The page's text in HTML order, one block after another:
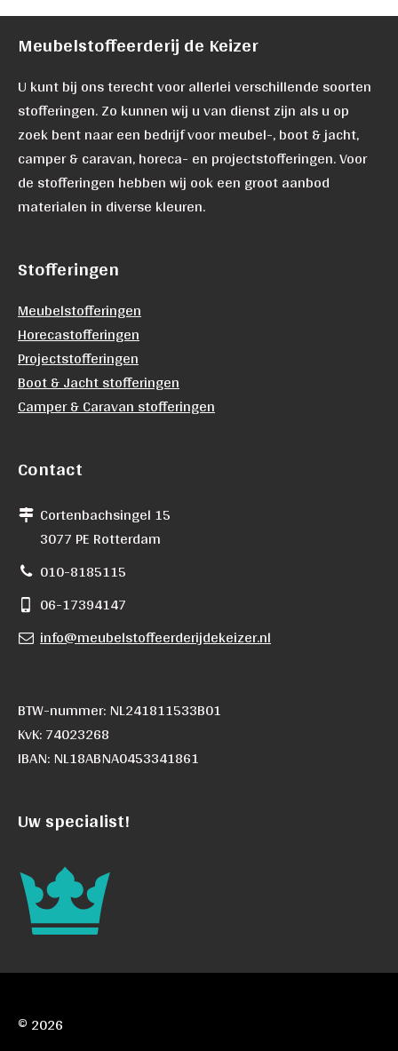
Meubelstoffeerderij de Keizer
U kunt bij ons terecht voor allerlei verschillende soorten
stofferingen. Zo kunnen wij u van dienst zijn als u op
zoek bent naar een bedrijf voor meubel-, boot & jacht,
camper & caravan, horeca- en projectstofferingen. Voor
de stofferingen hebben wij ook een groot aanbod
materialen in diverse kleuren.
Stofferingen
Meubelstofferingen
Horecastofferingen
Projectstofferingen
Boot & Jacht stofferingen
Camper & Caravan stofferingen
Contact
Cortenbachsingel 15
3077 PE Rotterdam
010-8185115
06-17394147
info@meubelstoffeerderijdekeizer.nl
BTW-nummer: NL241811533B01
KvK: 74023268
IBAN: NL18ABNA0453341861
Uw specialist!
© 2026